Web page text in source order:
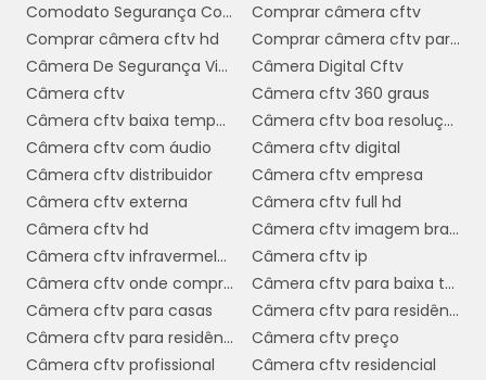
Comodato Segurança Condominio
Comprar câmera cftv
Comprar câmera cftv hd
Comprar câmera cftv para casa
Câmera De Segurança Via Internet
Câmera Digital Cftv
Câmera cftv
Câmera cftv 360 graus
Câmera cftv baixa temperatura
Câmera cftv boa resolução
Câmera cftv com áudio
Câmera cftv digital
Câmera cftv distribuidor
Câmera cftv empresa
Câmera cftv externa
Câmera cftv full hd
Câmera cftv hd
Câmera cftv imagem branca
Câmera cftv infravermelho
Câmera cftv ip
Câmera cftv onde comprar
Câmera cftv para baixa temperatura
Câmera cftv para casas
Câmera cftv para residência
Câmera cftv para residência preço
Câmera cftv preço
Câmera cftv profissional
Câmera cftv residencial